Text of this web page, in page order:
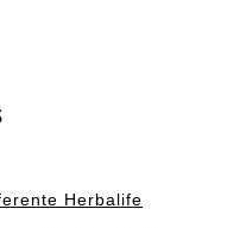
Herbalife